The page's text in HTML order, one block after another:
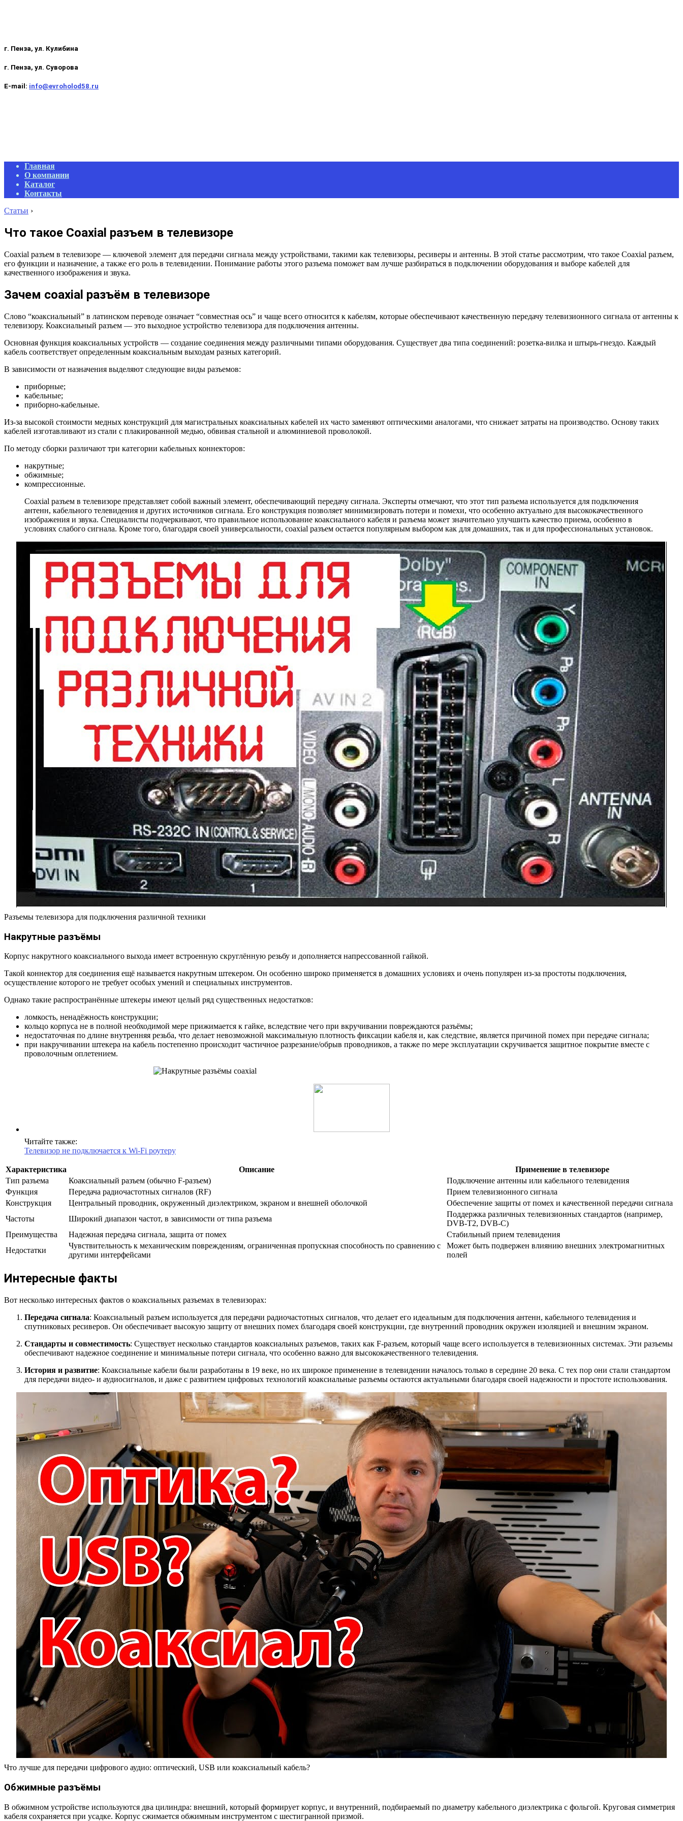
г. Пенза, ул. Кулибина
г. Пенза, ул. Суворова
E-mail: info@evroholod58.ru
Primary
Navigation
Menu
Главная
О компании
Каталог
Контакты
Статьи ›
Что такое Coaxial разъем в телевизоре
Coaxial разъем в телевизоре — ключевой элемент для передачи сигнала между устройствами, такими как телевизоры, ресиверы и антенны. В этой статье рассмотрим, что такое Coaxial разъем,
его функции и назначение, а также его роль в телевидении. Понимание работы этого разъема поможет вам лучше разбираться в подключении оборудования и выборе кабелей для
качественного изображения и звука.
Зачем соахiаl разъём в телевизоре
Слово “коаксиальный” в латинском переводе означает “совместная ось” и чаще всего относится к кабелям, которые обеспечивают качественную передачу телевизионного сигнала от антенны к
телевизору. Коаксиальный разъем — это выходное устройство телевизора для подключения антенны.
Основная функция коаксиальных устройств — создание соединения между различными типами оборудования. Существует два типа соединений: розетка-вилка и штырь-гнездо. Каждый
кабель соответствует определенным коаксиальным выходам разных категорий.
В зависимости от назначения выделяют следующие виды разъемов:
приборные;
кабельные;
приборно-кабельные.
Из-за высокой стоимости медных конструкций для магистральных коаксиальных кабелей их часто заменяют оптическими аналогами, что снижает затраты на производство. Основу таких
кабелей изготавливают из стали с плакированной медью, обвивая стальной и алюминиевой проволокой.
По методу сборки различают три категории кабельных коннекторов:
накрутные;
обжимные;
компрессионные.
Coaxial разъем в телевизоре представляет собой важный элемент, обеспечивающий передачу сигнала. Эксперты отмечают, что этот тип разъема используется для подключения
антенн, кабельного телевидения и других источников сигнала. Его конструкция позволяет минимизировать потери и помехи, что особенно актуально для высококачественного
изображения и звука. Специалисты подчеркивают, что правильное использование коаксиального кабеля и разъема может значительно улучшить качество приема, особенно в
условиях слабого сигнала. Кроме того, благодаря своей универсальности, coaxial разъем остается популярным выбором как для домашних, так и для профессиональных установок.
Разъемы телевизора для подключения различной техники
Накрутные разъёмы
Корпус накрутного коаксиального выхода имеет встроенную скруглённую резьбу и дополняется напрессованной гайкой.
Такой коннектор для соединения ещё называется накрутным штекером. Он особенно широко применяется в домашних условиях и очень популярен из-за простоты подключения,
осуществление которого не требует особых умений и специальных инструментов.
Однако такие распространённые штекеры имеют целый ряд существенных недостатков:
ломкость, ненадёжность конструкции;
кольцо корпуса не в полной необходимой мере прижимается к гайке, вследствие чего при вкручивании повреждаются разъёмы;
недостаточная по длине внутренняя резьба, что делает невозможной максимальную плотность фиксации кабеля и, как следствие, является причиной помех при передаче сигнала;
при накручивании штекера на кабель постепенно происходит частичное разрезание/обрыв проводников, а также по мере эксплуатации скручивается защитное покрытие вместе с
проволочным оплетением.
Читайте также:
Телевизор не подключается к Wi-Fi роутеру
Характеристика Описание
Применение в телевизоре
Тип разъема
Коаксиальный разъем (обычно F-разъем)
Подключение антенны или кабельного телевидения
Функция
Передача радиочастотных сигналов (RF)
Прием телевизионного сигнала
Конструкция
Центральный проводник, окруженный диэлектриком, экраном и внешней оболочкой
Обеспечение защиты от помех и качественной передачи сигнала
Частоты
Широкий диапазон частот, в зависимости от типа разъема
Поддержка различных телевизионных стандартов (например,
DVB-T2, DVB-C)
Преимущества
Надежная передача сигнала, защита от помех
Стабильный прием телевидения
Недостатки
Чувствительность к механическим повреждениям, ограниченная пропускная способность по сравнению с
другими интерфейсами
Может быть подвержен влиянию внешних электромагнитных
полей
Интересные факты
Вот несколько интересных фактов о коаксиальных разъемах в телевизорах:
Передача сигнала: Коаксиальный разъем используется для передачи радиочастотных сигналов, что делает его идеальным для подключения антенн, кабельного телевидения и
спутниковых ресиверов. Он обеспечивает высокую защиту от внешних помех благодаря своей конструкции, где внутренний проводник окружен изоляцией и внешним экраном.
Стандарты и совместимость: Существует несколько стандартов коаксиальных разъемов, таких как F-разъем, который чаще всего используется в телевизионных системах. Эти разъемы
обеспечивают надежное соединение и минимальные потери сигнала, что особенно важно для высококачественного телевидения.
История и развитие: Коаксиальные кабели были разработаны в 19 веке, но их широкое применение в телевидении началось только в середине 20 века. С тех пор они стали стандартом
для передачи видео- и аудиосигналов, и даже с развитием цифровых технологий коаксиальные разъемы остаются актуальными благодаря своей надежности и простоте использования.
Что лучше для передачи цифрового аудио: оптический, USB или коаксиальный кабель?
Обжимные разъёмы
В обжимном устройстве используются два цилиндра: внешний, который формирует корпус, и внутренний, подбираемый по диаметру кабельного диэлектрика с фольгой. Круговая симметрия
кабеля сохраняется при усадке. Корпус сжимается обжимным инструментом с шестигранной призмой.